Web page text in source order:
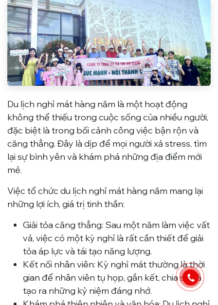
Du lịch nghỉ mát hàng năm là một hoạt động
không thể thiếu trong cuộc sống của nhiều người,
đặc biệt là trong bối cảnh công việc bận rộn và
căng thẳng. Đây là dịp để mọi người xả stress, tìm
lại sự bình yên và khám phá những địa điểm mới
mẻ.
Việc tổ chức du lịch nghỉ mát hàng năm mang lại
những lợi ích, giá trị tinh thần:
Giải tỏa căng thẳng: Sau một năm làm việc vất
vả, việc có một kỳ nghỉ là rất cần thiết để giải
tỏa áp lực và tái tạo năng lượng.
Kết nối nhân viên: Kỳ nghỉ mát thường là thời
gian để nhân viên tụ họp, gắn kết, chia sẻ và
tạo ra những kỷ niệm đáng nhớ.